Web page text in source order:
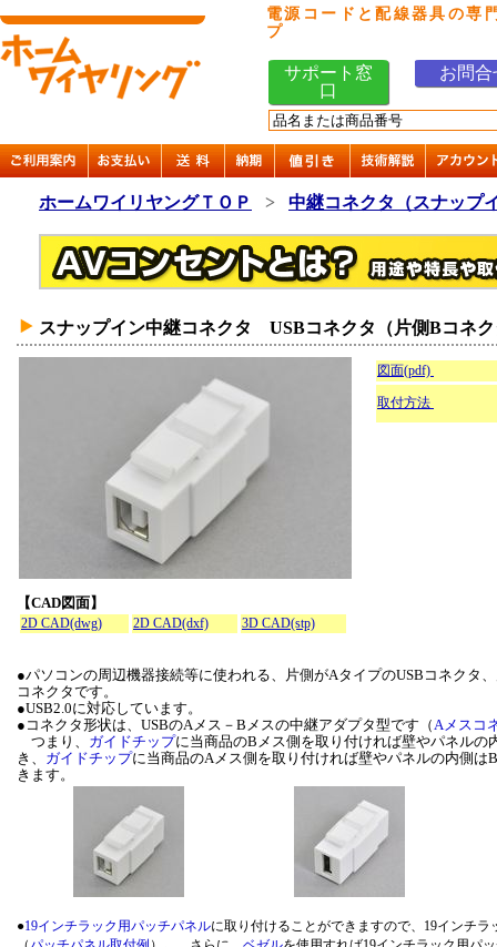
電源コードと配線器具の専
プ
サポート窓
口
お問合
ホームワイリヤングＴＯＰ > 中継コネクタ（スナップ
スナップイン中継コネクタ USBコネクタ（片側B
図面(pdf)
取付方法
【CAD図面】
2D CAD(dwg) 2D CAD(dxf) 3D CAD(stp)
●パソコンの周辺機器接続等に使われる、片側がAタイプのUSBコネクタ
コネクタです。
●USB2.0に対応しています。
●コネクタ形状は、USBのAメス－Bメスの中継アダプタ型です（ Aメスコ
つまり、 ガイドチップに当商品のBメス側を取り付ければ壁やパネル
き、 ガイドチップに当商品のAメス側を取り付ければ壁やパネルの内側
きます。
●19インチラック用パッチパネルに取り付けることができますので、19インチ